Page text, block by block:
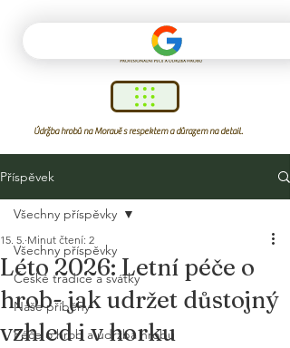
Údržba hrobů na Moravě s respektem a důrazem na detail.
Příspěvek
Všechny příspěvky
České tradice a svátky
Naše příběhy
Péče o hrob a údržba hrobu
Všechny příspěvky
Léto 2026: Letní péče o
hrob- jak udržet důstojný
vzhled i v horku
15. 5. Minut čtení: 2